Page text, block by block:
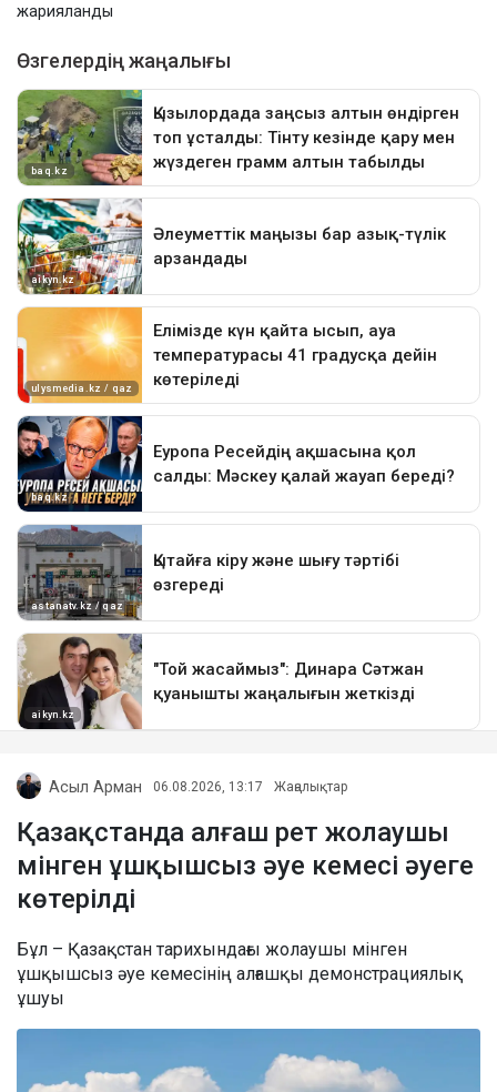
жарияланды
Асыл Арман 06.08.2026, 13:17 Жаңалықтар
Қазақстанда алғаш рет жолаушы
мінген ұшқышсыз әуе кемесі әуеге
көтерілді
Бұл – Қазақстан тарихындағы жолаушы мінген
ұшқышсыз әуе кемесінің алғашқы демонстрациялық
ұшуы